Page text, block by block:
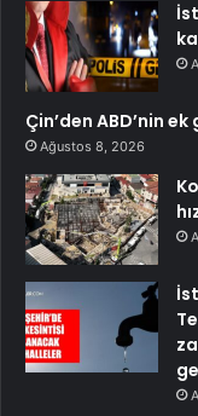
Çin’den ABD’nin
Ağustos 8, 2026